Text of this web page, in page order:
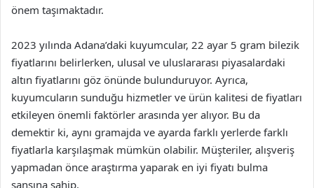
önem taşımaktadır.
2023 yılında Adana’daki kuyumcular, 22 ayar 5 gram bilezik
fiyatlarını belirlerken, ulusal ve uluslararası piyasalardaki
altın fiyatlarını göz önünde bulunduruyor. Ayrıca,
kuyumcuların sunduğu hizmetler ve ürün kalitesi de fiyatları
etkileyen önemli faktörler arasında yer alıyor. Bu da
demektir ki, aynı gramajda ve ayarda farklı yerlerde farklı
fiyatlarla karşılaşmak mümkün olabilir. Müşteriler, alışveriş
yapmadan önce araştırma yaparak en iyi fiyatı bulma
şansına sahip.